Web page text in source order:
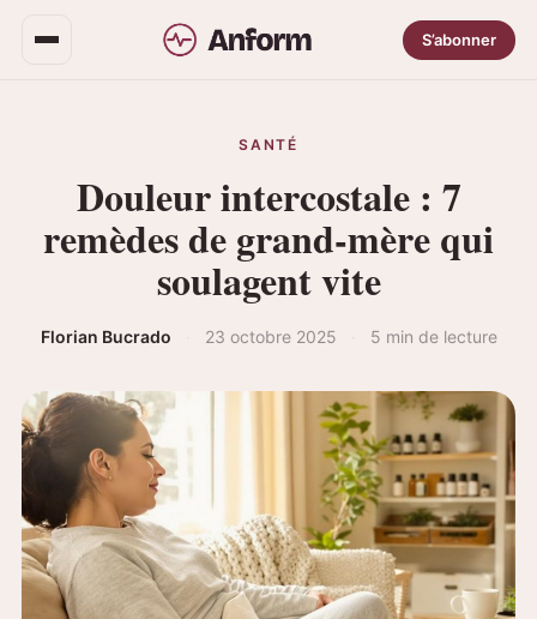
S’abonner
SANTÉ
Douleur intercostale : 7
remèdes de grand-mère qui
soulagent vite
Florian Bucrado 23 octobre 2025 5 min de lecture